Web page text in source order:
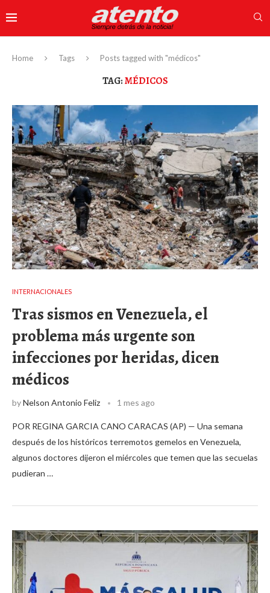
Home Tags Posts tagged with "médicos"
TAG:MÉDICOS
INTERNACIONALES
Tras sismos en Venezuela, el
problema más urgente son
infecciones por heridas, dicen
médicos
byNelson Antonio Feliz 1 mes ago
POR REGINA GARCIA CANO CARACAS (AP) — Una semana
después de los históricos terremotos gemelos en Venezuela,
algunos doctores dijeron el miércoles que temen que las secuelas
pudieran …